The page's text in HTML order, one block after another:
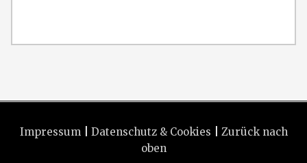
Impressum| Datenschutz & Cookies
Zurück nach
oben